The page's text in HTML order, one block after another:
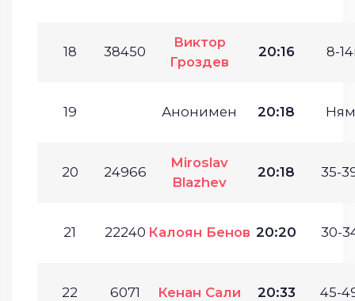
18 38450
Виктор
Гроздев
20:16 8-
19 Анонимен 20:18
20 24966
Miroslav
Blazhev
20:18 35-
21 22240 Калоян Бенов 20:20 30-
22 6071 Кенан Сали 20:33 45-